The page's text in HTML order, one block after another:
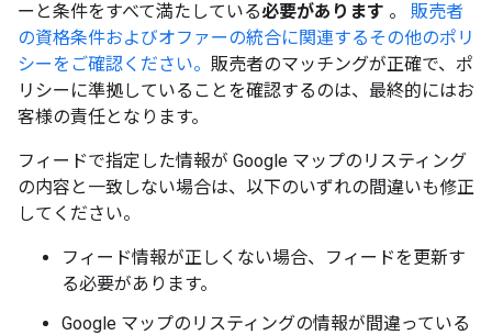
ーと条件をすべて満たしている必要があります 。 販売者
の資格条件およびオファーの統合に関連するその他のポリ
シーをご確認ください。 販売者のマッチングが正確で、ポ
リシーに準拠していることを確認するのは、最終的にはお
客様の責任となります。
フィードで指定した情報が Google マップのリスティング
の内容と一致しない場合は、以下のいずれの間違いも修正
してください。
フィード情報が正しくない場合、フィードを更新す
る必要があります。
Google マップのリスティングの情報が間違っている